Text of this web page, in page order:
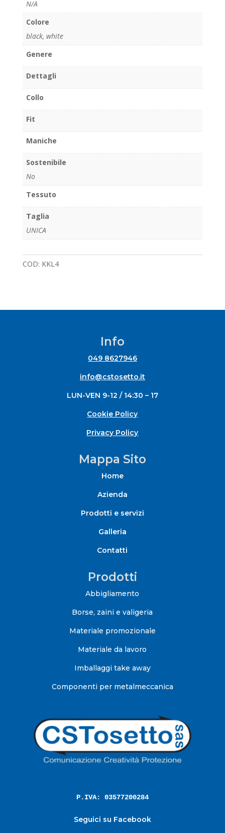
N/A
Colore
black, white
Genere
Dettagli
Collo
Fit
Maniche
Sostenibile
No
Tessuto
Taglia
UNICA
COD: KKL4
Info
049 8627946
info@cstosetto.it
LUN-VEN 9-12 / 14:30 – 17
Cookie Policy
Privacy Policy
Mappa Sito
Home
Azienda
Prodotti e servizi
Galleria
Contatti
Prodotti
Abbigliamento
Borse, zaini e valigeria
Materiale promozionale
Materiale da lavoro
Imballaggi take away
Componenti per metalmeccanica
P.IVA: 03577200284
Seguici su Facebook